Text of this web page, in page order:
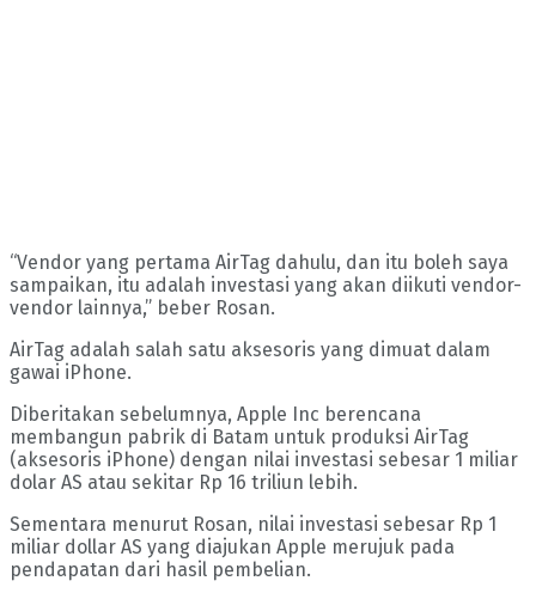
“Vendor yang pertama AirTag dahulu, dan itu boleh saya
sampaikan, itu adalah investasi yang akan diikuti vendor-
vendor lainnya,” beber Rosan.
AirTag adalah salah satu aksesoris yang dimuat dalam
gawai iPhone.
Diberitakan sebelumnya, Apple Inc berencana
membangun pabrik di Batam untuk produksi AirTag
(aksesoris iPhone) dengan nilai investasi sebesar 1 miliar
dolar AS atau sekitar Rp 16 triliun lebih.
Sementara menurut Rosan, nilai investasi sebesar Rp 1
miliar dollar AS yang diajukan Apple merujuk pada
pendapatan dari hasil pembelian.